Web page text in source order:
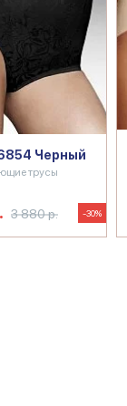
6854 Черный
трусы
3 880 р. -30%